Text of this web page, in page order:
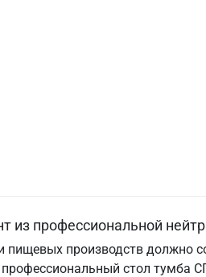
профессиональной
производств должно
стол тумба